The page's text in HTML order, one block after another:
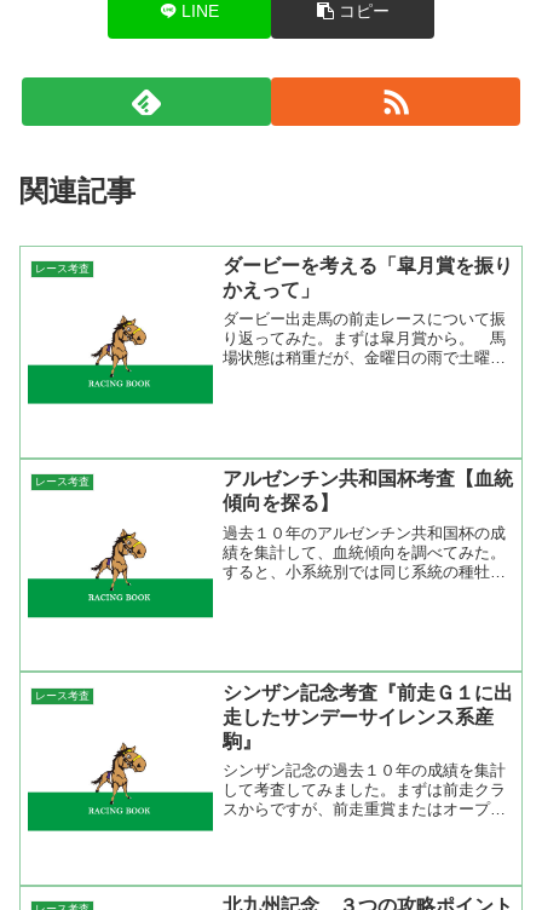
LINE コピー
関連記事
レース考査
ダービーを考える「皐月賞を振り
かえって」
ダービー出走馬の前走レースについて振
り返ってみた。まずは皐月賞から。 馬
場状態は稍重だが、金曜日の雨で土曜日
レース考査
アルゼンチン共和国杯考査【血統
傾向を探る】
過去１０年のアルゼンチン共和国杯の成
績を集計して、血統傾向を調べてみた。
すると、小系統別では同じ系統の種牡馬
レース考査
シンザン記念考査『前走Ｇ１に出
走したサンデーサイレンス系産
駒』
シンザン記念の過去１０年の成績を集計
して考査してみました。まずは前走クラ
スからですが、前走重賞またはオープン
順は関係ない。Ｇ１以外で...